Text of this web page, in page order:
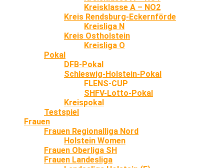
Kreisklasse A – NO2
Kreis Rendsburg-Eckernförde
Kreisliga N
Kreis Ostholstein
Kreisliga O
Pokal
DFB-Pokal
Schleswig-Holstein-Pokal
FLENS-CUP
SHFV-Lotto-Pokal
Kreispokal
Testspiel
Frauen
Frauen Regionalliga Nord
Holstein Women
Frauen Oberliga SH
Frauen Landesliga